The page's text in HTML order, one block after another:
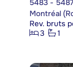
5483 -
Montréal
Rev. bruts
3
1